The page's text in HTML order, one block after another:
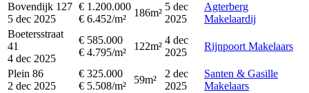
Bovendijk 127
5 dec 2025
€ 1.200.000
€ 6.452/m²
186m²
5 dec
2025
Agterberg
Makelaardij
Boetersstraat
41
4 dec 2025
€ 585.000
€ 4.795/m²
122m²
4 dec
2025
Rijnpoort Makelaars
Plein 86
2 dec 2025
€ 325.000
€ 5.508/m²
59m²
2 dec
2025
Santen & Gasille
Makelaars